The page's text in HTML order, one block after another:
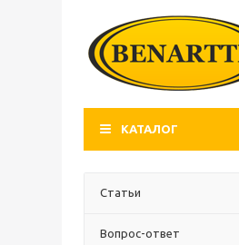
КАТАЛОГ
Статьи
Вопрос-ответ